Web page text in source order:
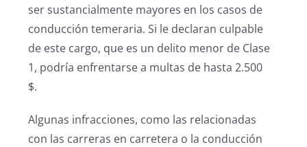
ser sustancialmente mayores en los casos de
conducción temeraria. Si le declaran culpable
de este cargo, que es un delito menor de Clase
1, podría enfrentarse a multas de hasta 2.500
$.
Algunas infracciones, como las relacionadas
con las carreras en carretera o la conducción